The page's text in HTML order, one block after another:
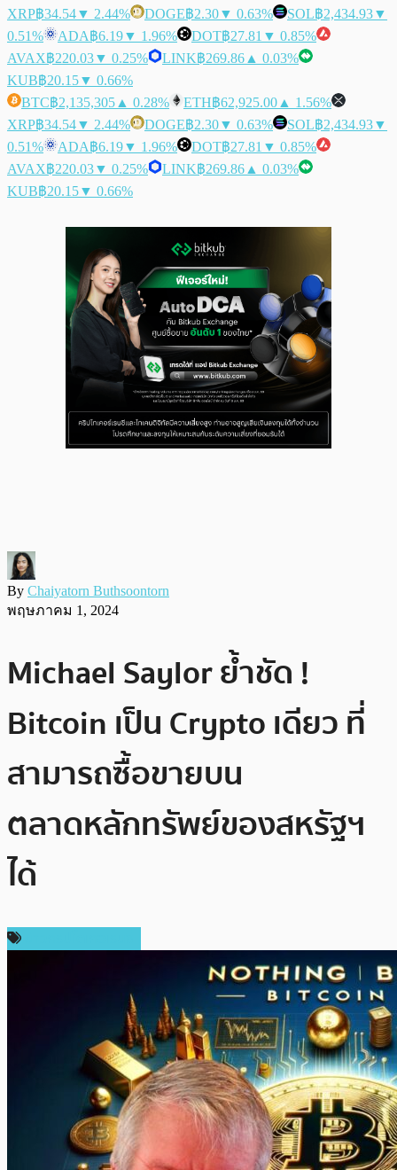
XRP฿34.54▼ 2.44% DOGE฿2.30▼ 0.63% SOL฿2,434.93▼
0.51%
ADA฿6.19▼ 1.96% DOT฿27.81 ▼ 0.85%
AVAX฿220.03▼ 0.25% LINK฿269.86 ▲ 0.03%
KUB฿20.15▼ 0.66%
BTC฿2,135,305 ▲ 0.28% ETH฿62,925.00 ▲ 1.56%
XRP฿34.54▼ 2.44% DOGE฿2.30▼ 0.63% SOL฿2,434.93▼
0.51%
ADA฿6.19▼ 1.96% DOT฿27.81 ▼ 0.85%
AVAX฿220.03▼ 0.25% LINK฿269.86 ▲ 0.03%
KUB฿20.15▼ 0.66%
By Chaiyatorn Buthsoontorn
พฤษภาคม 1, 2024
Michael Saylor ย้ำชัด !
Bitcoin เป็น Crypto เดียว ที่
สามารถซื้อขายบน
ตลาดหลักทรัพย์ของสหรัฐฯ​
ได้